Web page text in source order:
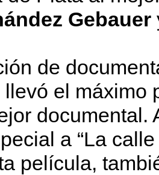
Gebauer
de
llevó el máximo
documental.
a “La
película,